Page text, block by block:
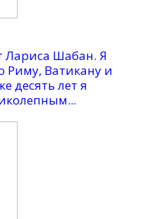
Лариса Шабан. Я
Риму, Ватикану и
десять лет я